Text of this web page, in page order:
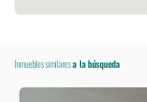
Inmuebles similaresa la búsqueda